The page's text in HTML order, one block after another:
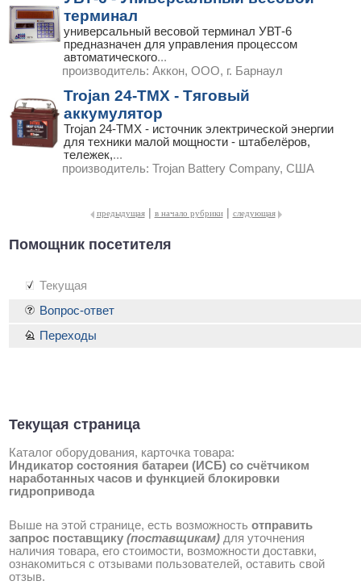
терминал
универсальный весовой терминал УВТ-6
предназначен для управления процессом
автоматического...
производитель: Аккон, ООО, г. Барнаул
Trojan 24-TMX - Тяговый
аккумулятор
Trojan 24-TMX - источник электрической энергии
для техники малой мощности - штабелёров,
тележек,...
производитель: Trojan Battery Company, США
предыдущая | в начало рубрики | следующая
Помощник посетителя
Текущая
Текущая страница
Каталог оборудования, карточка товара:
Индикатор состояния батареи (ИСБ) со счётчиком
наработанных часов и функцией блокировки
гидропривода
Выше на этой странице, есть возможность отправить
запрос поставщику (поставщикам) для уточнения
наличия товара, его стоимости, возможности доставки,
ознакомиться с отзывами пользователей, оставить свой
отзыв.
Вопрос-ответ
Переходы